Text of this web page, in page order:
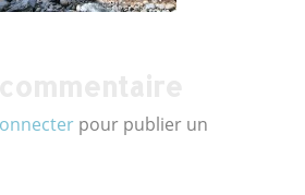
pour publier un